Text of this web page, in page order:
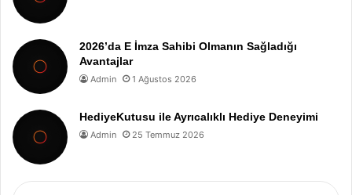
2026’da E İmza Sahibi Olmanın Sağladığı
Avantajlar
Admin 1 Ağustos 2026
HediyeKutusu ile Ayrıcalıklı Hediye Deneyimi
Admin 25 Temmuz 2026